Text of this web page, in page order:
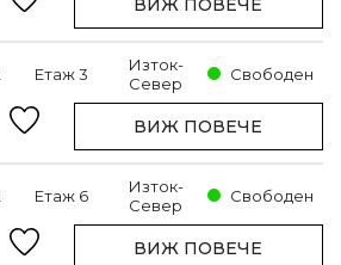
ВИЖ ПОВЕЧЕ
Етаж 3
Изток-
Север
Свободен
ВИЖ ПОВЕЧЕ
Етаж 6
Изток-
Север
Свободен
ВИЖ ПОВЕЧЕ